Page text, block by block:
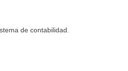
de contabilidad.